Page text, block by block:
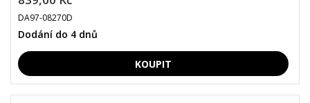
DA97-08270D
Dodání do 4 dnů